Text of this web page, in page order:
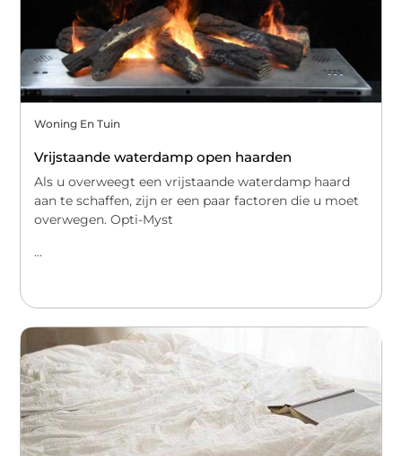
Woning En Tuin
Vrijstaande waterdamp open haarden
Als u overweegt een vrijstaande waterdamp haard
aan te schaffen, zijn er een paar factoren die u moet
overwegen. Opti-Myst
...